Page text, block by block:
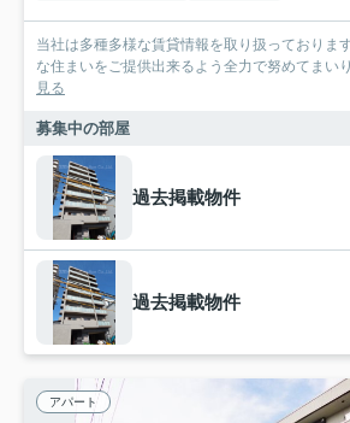
当社は多種多様な賃貸情報を取り扱っておりま
な住まいをご提供出来るよう全力で努めてまい
見る
募集中の部屋
過去掲載物件
過去掲載物件
アパート